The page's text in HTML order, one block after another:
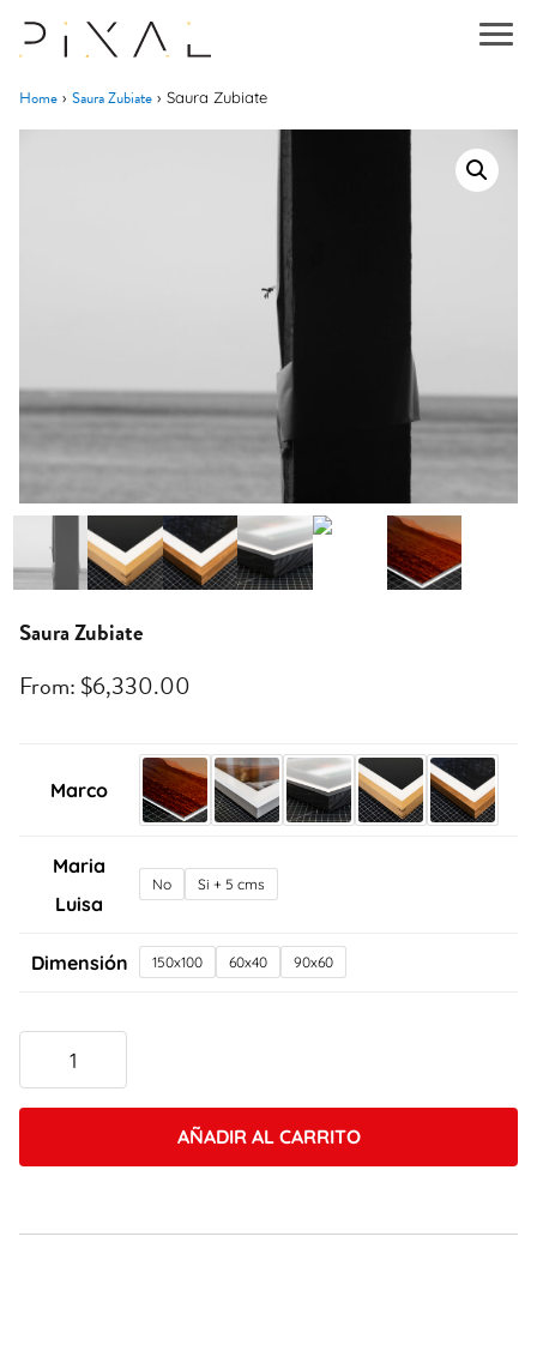
Home › Saura Zubiate › Saura Zubiate
Saura Zubiate
From: $6,330.00
Marco
Maria
Luisa
No Si + 5 cms
Dimensión 150x100 60x40 90x60
Zubiate
quantity
AÑADIR AL CARRITO